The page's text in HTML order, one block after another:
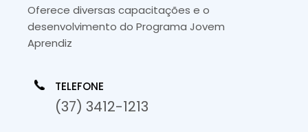
Oferece diversas capacitações e o
desenvolvimento do Programa Jovem
Aprendiz
TELEFONE
(37) 3412-1213